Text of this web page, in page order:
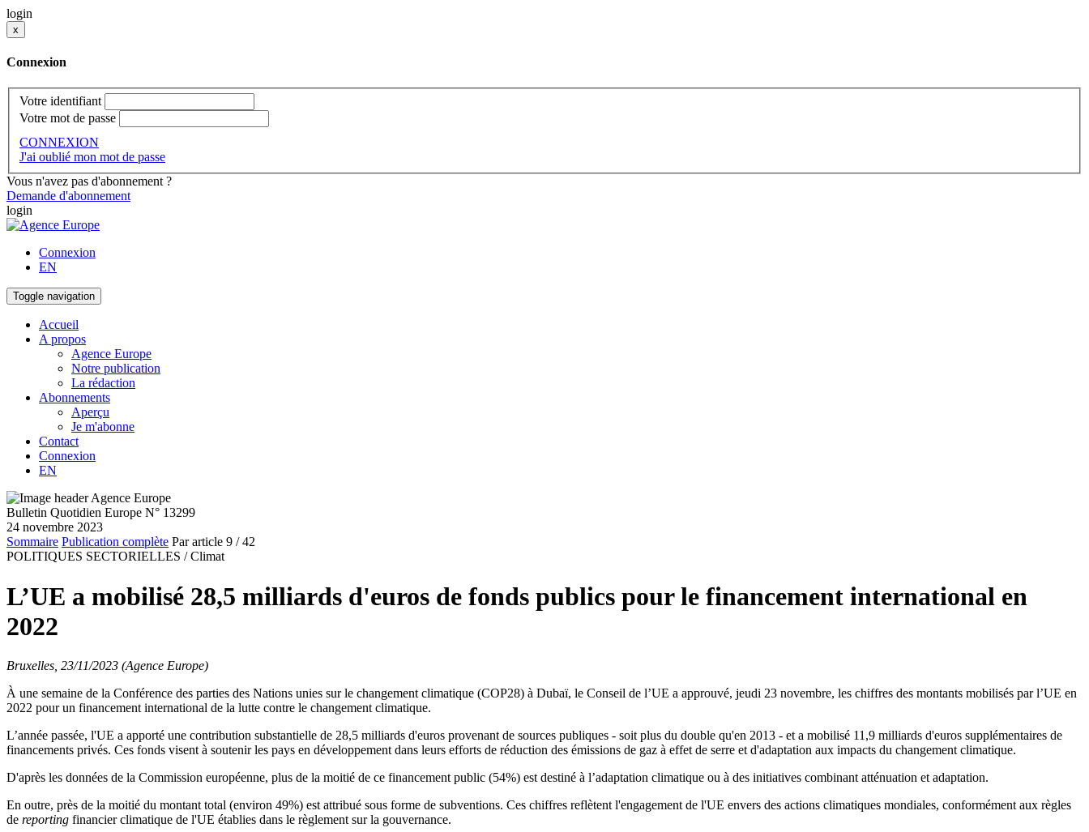
login
x
Connexion
Votre identifiant
Votre mot de passe
CONNEXION
J'ai oublié mon mot de passe
Vous n'avez pas d'abonnement ?
Demande d'abonnement
login
Connexion
EN
Toggle navigation
Accueil
A propos
Agence Europe
Notre publication
La rédaction
Abonnements
Aperçu
Je m'abonne
Contact
Connexion
EN
Bulletin Quotidien Europe N° 13299
24 novembre 2023
Sommaire Publication complète Par article 9 / 42
POLITIQUES SECTORIELLES / Climat
L’UE a mobilisé 28,5 milliards d'euros de fonds publics pour le financement international en
2022
Bruxelles, 23/11/2023 (Agence Europe)
À une semaine de la Conférence des parties des Nations unies sur le changement climatique (COP28) à Dubaï, le Conseil de l’UE a approuvé, jeudi 23 novembre, les chiffres des montants mobilisés par l’UE en
2022 pour un financement international de la lutte contre le changement climatique.
L’année passée, l'UE a apporté une contribution substantielle de 28,5 milliards d'euros provenant de sources publiques - soit plus du double qu'en 2013 - et a mobilisé 11,9 milliards d'euros supplémentaires de
financements privés. Ces fonds visent à soutenir les pays en développement dans leurs efforts de réduction des émissions de gaz à effet de serre et d'adaptation aux impacts du changement climatique.
D'après les données de la Commission européenne, plus de la moitié de ce financement public (54%) est destiné à l’adaptation climatique ou à des initiatives combinant atténuation et adaptation.
En outre, près de la moitié du montant total (environ 49%) est attribué sous forme de subventions. Ces chiffres reflètent l'engagement de l'UE envers des actions climatiques mondiales, conformément aux règles
de reporting financier climatique de l'UE établies dans le règlement sur la gouvernance.